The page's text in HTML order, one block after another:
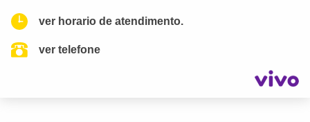
ver horario de atendimento.
ver telefone